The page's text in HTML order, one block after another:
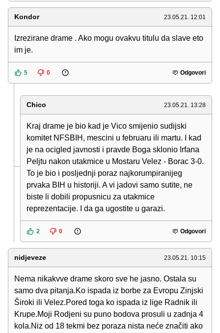
Kondor 23.05.21. 12:01
Izrezirane drame . Ako mogu ovakvu titulu da slave eto
im je.
5 0 Odgovori
Chico 23.05.21. 13:28
Kraj drame je bio kad je Vico smijenio sudijski
komitet NFSBIH, mescini u februaru ili martu. I kad
je na ocigled javnosti i pravde Boga sklonio Irfana
Peljtu nakon utakmice u Mostaru Velez - Borac 3-0.
To je bio i posljednji poraz najkorumpiranijeg
prvaka BIH u historiji. A vi jadovi samo sutite, ne
biste li dobili propusnicu za utakmice
reprezentacije. I da ga ugostite u garazi.
2 0 Odgovori
nidjeveze 23.05.21. 10:15
Nema nikakvve drame skoro sve he jasno. Ostala su
samo dva pitanja.Ko ispada iz borbe za Evropu Zinjski
Široki ili Velez.Pored toga ko ispada iz lige Radnik ili
Krupe.Moji Rodjeni su puno bodova prosuli u zadnja 4
kola.Niz od 18 tekmi bez poraza nista neće značiti ako